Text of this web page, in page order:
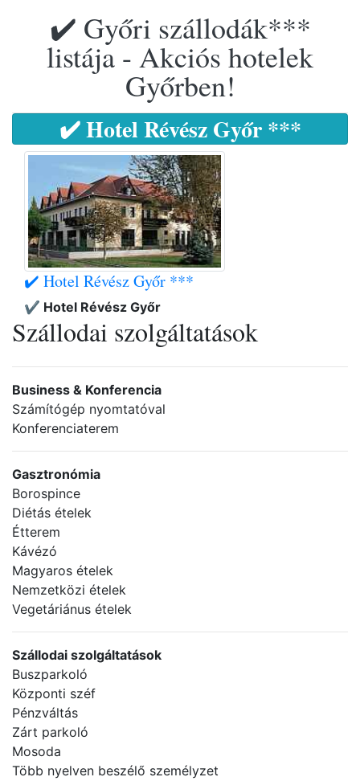
✔️ Győri szállodák***
listája - Akciós hotelek
Győrben!
✔️ Hotel Révész Győr ***
✔️ Hotel Révész Győr ***
✔️ Hotel Révész Győr
Szállodai szolgáltatások
Business & Konferencia
Számítógép nyomtatóval
Konferenciaterem
Gasztronómia
Borospince
Diétás ételek
Étterem
Kávézó
Magyaros ételek
Nemzetközi ételek
Vegetáriánus ételek
Szállodai szolgáltatások
Buszparkoló
Központi széf
Pénzváltás
Zárt parkoló
Mosoda
Több nyelven beszélő személyzet